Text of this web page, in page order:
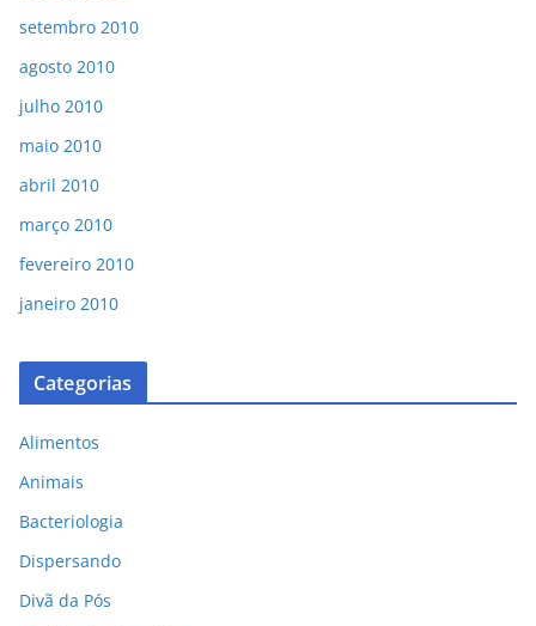
setembro 2010
agosto 2010
julho 2010
maio 2010
abril 2010
março 2010
fevereiro 2010
janeiro 2010
Categorias
Alimentos
Animais
Bacteriologia
Dispersando
Divã da Pós